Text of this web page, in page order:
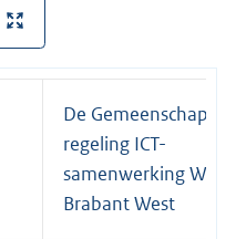
De
regeling ICT-
samenwerking
Brabant West